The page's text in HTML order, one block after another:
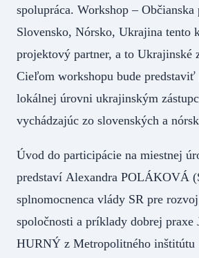
spolupráca. Workshop – Občianska
Slovensko, Nórsko, Ukrajina tento
projektový partner, a to Ukrajinské
Cieľom workshopu bude predstaviť
lokálnej úrovni ukrajinským
vychádzajúc zo slovenských a
Úvod do participácie na miestnej
predstaví Alexandra POLÁKOVÁ
splnomocnenca vlády SR pre
spoločnosti a príklady dobrej praxe
HURNÝ z Metropolitného inštitútu